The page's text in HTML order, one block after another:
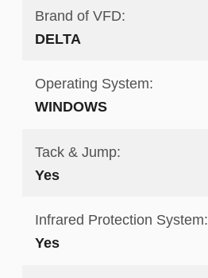
Brand of VFD:
DELTA
Operating System:
WINDOWS
Tack & Jump:
Yes
Infrared Protection System:
Yes